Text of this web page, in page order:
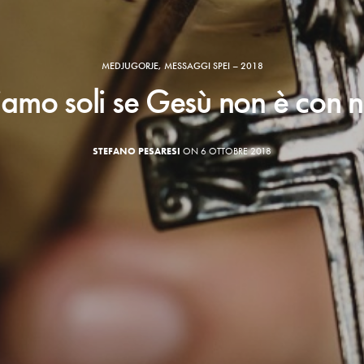
MEDJUGORJE,MESSAGGI SPEI – 2018
soli se Gesù non è con
STEFANO PESARESI ON 6 OTTOBRE 2018